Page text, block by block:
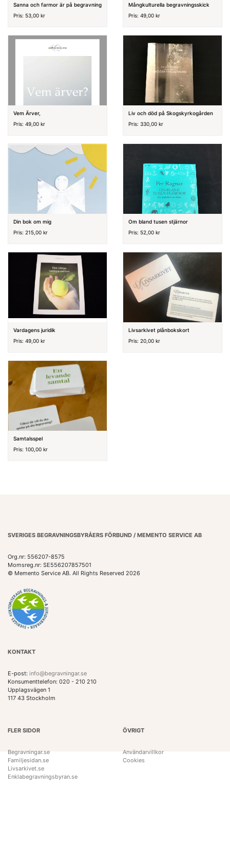
Sanna och farmor är på begravning
Pris: 53,00 kr
Mångkulturella begravningsskick
Pris: 49,00 kr
Vem Ärver,
Pris: 49,00 kr
Liv och död på Skogskyrkogården
Pris: 330,00 kr
Din bok om mig
Pris: 215,00 kr
Om bland tusen stjärnor
Pris: 52,00 kr
Vardagens juridik
Pris: 49,00 kr
Livsarkivet plånbokskort
Pris: 20,00 kr
Samtalsspel
Pris: 100,00 kr
SVERIGES BEGRAVNINGSBYRÅERS FÖRBUND / MEMENTO SERVICE AB
Org.nr: 556207-8575
Momsreg.nr: SE556207857501
© Memento Service AB. All Rights Reserved 2026
KONTAKT
E-post: info@begravningar.se
Konsumenttelefon: 020 - 210 210
Upplagsvägen 1
117 43 Stockholm
FLER SIDOR
Begravningar.se
Familjesidan.se
Livsarkivet.se
Enklabegravningsbyran.se
ÖVRIGT
Användarvillkor
Cookies